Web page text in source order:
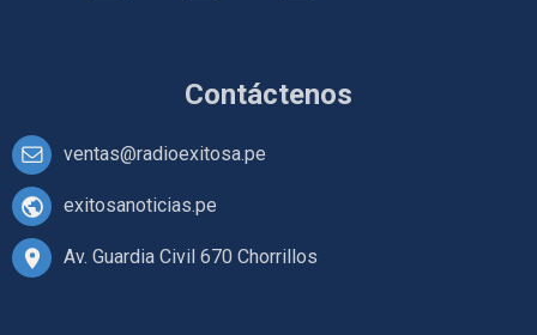
Contáctenos
ventas@radioexitosa.pe
exitosanoticias.pe
Av. Guardia Civil 670 Chorrillos